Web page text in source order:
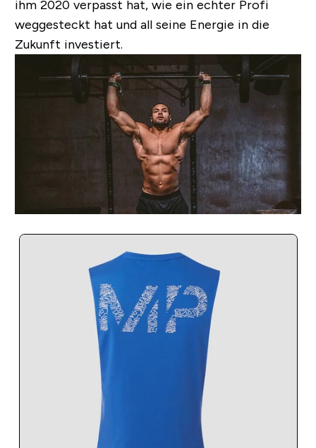
ihm 2020 verpasst hat, wie ein echter Profi
weggesteckt hat und all seine Energie in die
Zukunft investiert.